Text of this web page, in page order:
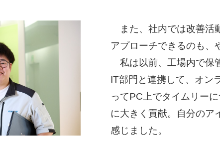
また、社内では改善活
アプローチできるのも、
私は以前、工場内で保
IT部門と連携して、オン
ってPC上でタイムリー
に大きく貢献。自分のア
感じました。